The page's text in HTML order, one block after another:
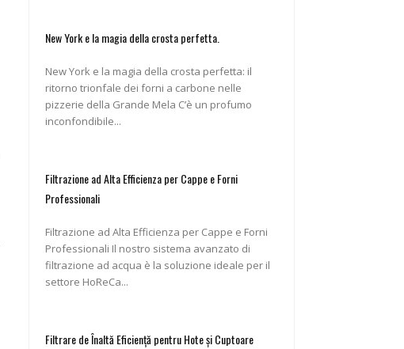
New York e la magia della crosta perfetta.
New York e la magia della crosta perfetta: il
ritorno trionfale dei forni a carbone nelle
pizzerie della Grande Mela C’è un profumo
inconfondibile...
Filtrazione ad Alta Efficienza per Cappe e Forni
Professionali
Filtrazione ad Alta Efficienza per Cappe e Forni
Professionali Il nostro sistema avanzato di
filtrazione ad acqua è la soluzione ideale per il
settore HoReCa...
Filtrare de Înaltă Eficiență pentru Hote și Cuptoare